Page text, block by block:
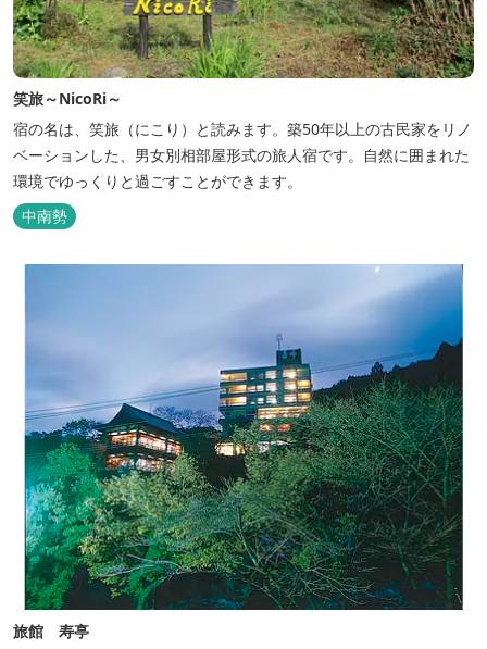
笑旅～NicoRi～
宿の名は、笑旅（にこり）と読みます。築50年以上の古民家をリノ
ベーションした、男女別相部屋形式の旅人宿です。自然に囲まれた
環境でゆっくりと過ごすことができます。
中南勢
旅館 寿亭